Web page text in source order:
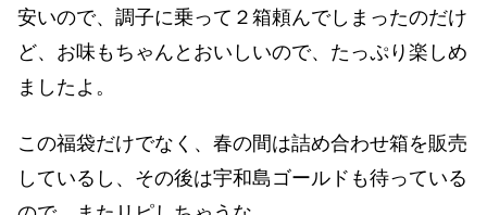
安いので、調子に乗って２箱頼んでしまったのだけ
ど、お味もちゃんとおいしいので、たっぷり楽しめ
ましたよ。
この福袋だけでなく、春の間は詰め合わせ箱を販売
しているし、その後は宇和島ゴールドも待っている